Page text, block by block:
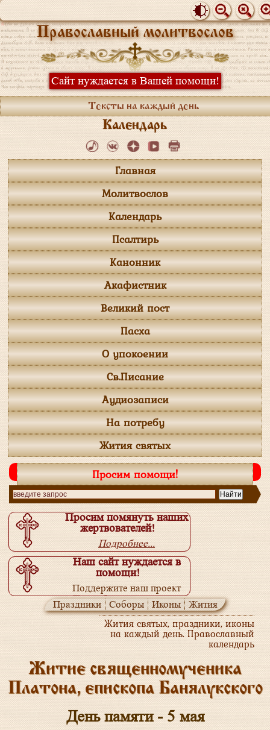
Православный молитвослов
Сайт нуждается в Вашей помощи!
Тексты на каждый день
Календарь
Главная
Молитвослов
Календарь
Псалтирь
Канонник
Акафистник
Великий пост
Пасха
О упокоении
Св.Писание
Аудиозаписи
На потребу
Жития святых
Просим помощи!
Просим помянуть наших
жертвователей!
Подробнее...
Наш сайт нуждается в
помощи!
Поддержите наш проект
Подробнее...
Праздники Соборы Иконы Жития
Жития святых, праздники, иконы
на каждый день. Православный
календарь
Житие священномученика
Платона, епископа Банялукского
День памяти - 5 мая